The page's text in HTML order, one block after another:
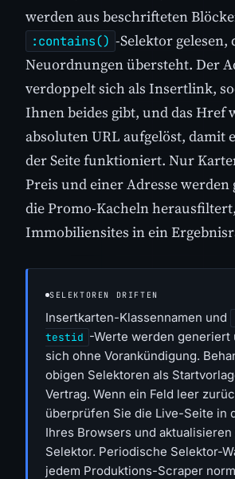
werden aus beschrifteten
:contains() -Selektor gelesen,
Neuordnungen übersteht. Der
verdoppelt sich als Insertlink,
Ihnen beides gibt, und das Href
absoluten URL aufgelöst, damit
der Seite funktioniert. Nur
Preis und einer Adresse werden
die Promo-Kacheln
Immobiliensites in ein
SELEKTOREN DRIFTEN
Insertkarten-Klassennamen und
testid -Werte werden generiert
sich ohne Vorankündigung.
obigen Selektoren als
Vertrag. Wenn ein Feld leer
überprüfen Sie die Live-Seite in
Ihres Browsers und aktualisieren
Selektor. Periodische Selektor-
jedem Produktions-Scraper